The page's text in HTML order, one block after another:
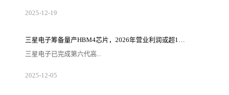
华海清科（上海）半导体有限公司（以下简称“华海清
科”）签约落地金桥装备小镇·集创园。华海清科此次落
进制程和先进封装领域的集成电路高端装备。项目落地
后，补齐上海集成电路装备的品类，为上海集成电路产
业发展战略添砖加瓦。据介绍，此次落地金桥装备小
镇，华海清科在上海布局的主要业务...
2025-12-19
三星电子筹备量产HBM4芯片，2026年营业利润或超100万亿韩元
三星电子已完成第六代高...
带宽存储器（HBM4）的研发，并内部完成了量产前的
最后阶段——生产准备就绪认证（PRA）。据半导体行
2025-12-05